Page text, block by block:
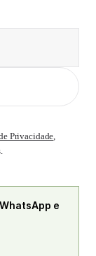
Privacidade,
e